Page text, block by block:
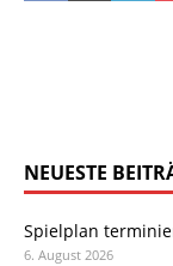
NEUESTE
Spielplan
6. August 2026